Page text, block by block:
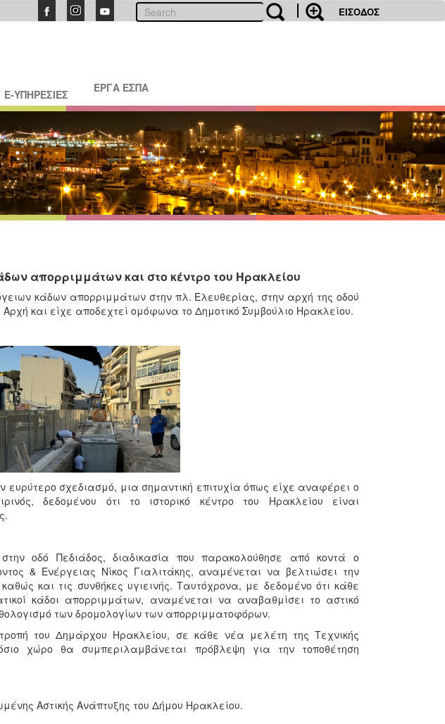
ΕΙΣΟΔΟΣ
E-ΥΠΗΡΕΣΙΕΣ ΕΡΓΑ ΕΣΠΑ
απορριμμάτων και στο κέντρο του Ηρακλείου
κάδων απορριμμάτων στην πλ. Ελευθερίας, στην αρχή της οδού
Αρχή και είχε αποδεχτεί ομόφωνα το Δημοτικό Συμβούλιο Ηρακλείου.
ευρύτερο σχεδιασμό, μια σημαντική επιτυχία όπως είχε αναφέρει ο
δεδομένου ότι το ιστορικό κέντρο του Ηρακλείου είναι
οδό Πεδιάδος, διαδικασία που παρακολούθησε από κοντά ο
& Ενέργειας Νίκος Γιαλιτάκης, αναμένεται να βελτιώσει την
και τις συνθήκες υγιεινής. Ταυτόχρονα, με δεδομένο ότι κάθε
κάδοι απορριμμάτων, αναμένεται να αναβαθμίσει το αστικό
των δρομολογίων των απορριμματοφόρων.
του Δημάρχου Ηρακλείου, σε κάθε νέα μελέτη της Τεχνικής
χώρο θα συμπεριλαμβάνεται πρόβλεψη για την τοποθέτηση
Αστικής Ανάπτυξης του Δήμου Ηρακλείου.